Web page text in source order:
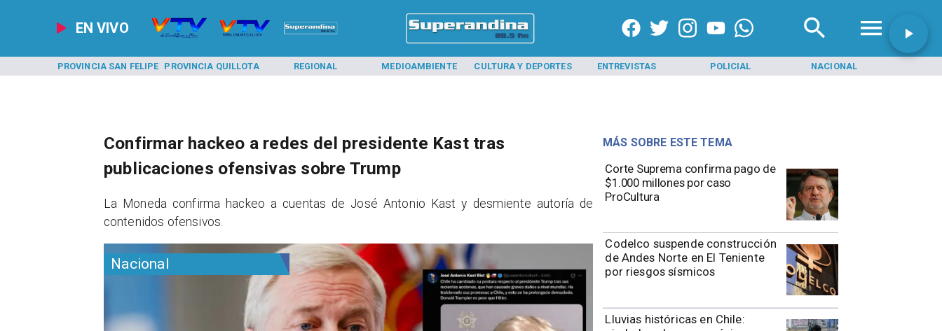
EN VIVO
PROVINCIA SAN FELIPE PROVINCIA QUILLOTA REGIONAL MEDIOAMBIENTE CULTURA Y DEPORTES ENTREVISTAS POLICIAL NACIONAL
Nacional
Corte Suprema confirma pago de
$1.000 millones por caso
ProCultura
Codelco suspende construcción
de Andes Norte en El Teniente
por riesgos sísmicos
Lluvias históricas en Chile:
MÁS SOBRE ESTE TEMA
Confirmar hackeo a redes del presidente Kast tras
publicaciones ofensivas sobre Trump
La Moneda confirma hackeo a cuentas de José Antonio Kast y desmiente autoría de
contenidos ofensivos.